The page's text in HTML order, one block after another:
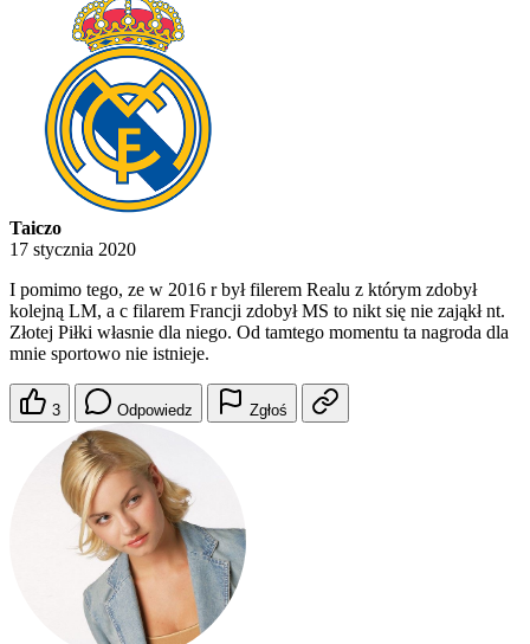
Taiczo
17 stycznia 2020
I pomimo tego, ze w 2016 r był filerem Realu z którym zdobył
kolejną LM, a c filarem Francji zdobył MS to nikt się nie zająkł nt.
Złotej Piłki własnie dla niego. Od tamtego momentu ta nagroda dla
mnie sportowo nie istnieje.
3 Odpowiedz Zgłoś